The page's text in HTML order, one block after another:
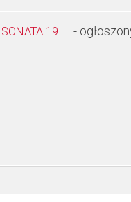
SONATA 19 -